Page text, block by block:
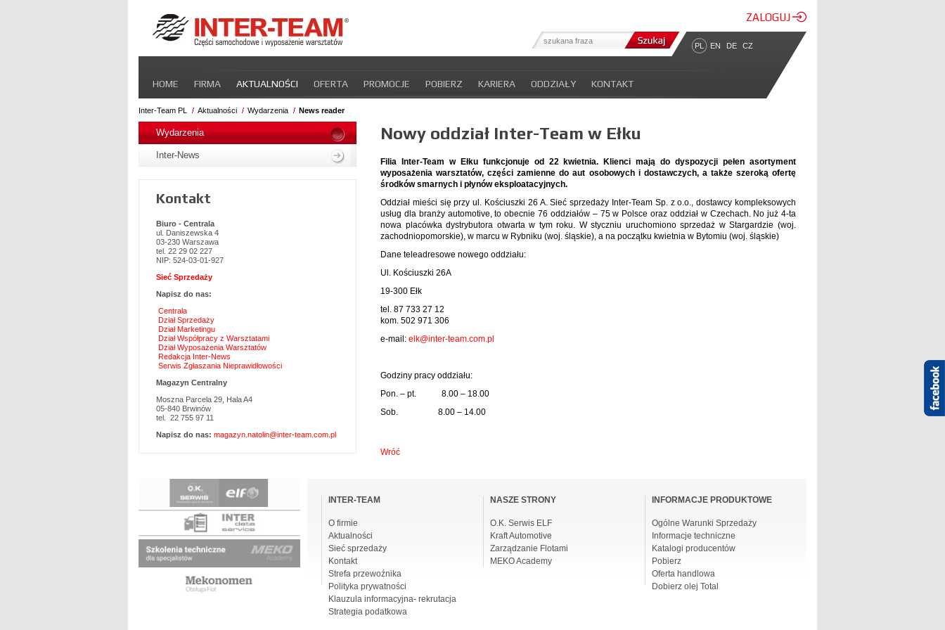
ZALOGUJ
PL EN DE CZ
nawigacje
HOME FIRMA AKTUALNOŚCI OFERTA PROMOCJE POBIERZ KARIERA ODDZIAŁY KONTAKT
STREFA DLA PRZEWOŹNIKA CERTYFIKATY
Inter-Team PL Aktualności Wydarzenia News reader
Nowy oddział Inter-Team w Ełku
Filia Inter-Team w Ełku funkcjonuje od 22 kwietnia. Klienci mają do dyspozycji pełen asortyment
wyposażenia warsztatów, części zamienne do aut osobowych i dostawczych, a także szeroką ofertę
środków smarnych i płynów eksploatacyjnych.
Oddział mieści się przy ul. Kościuszki 26 A. Sieć sprzedaży Inter-Team Sp. z o.o., dostawcy kompleksowych
usług dla branży automotive, to obecnie 76 oddziałów – 75 w Polsce oraz oddział w Czechach. No już 4-ta
nowa placówka dystrybutora otwarta w tym roku. W styczniu uruchomiono sprzedaż w Stargardzie (woj.
zachodniopomorskie), w marcu w Rybniku (woj. śląskie), a na początku kwietnia w Bytomiu (woj. śląskie)
Dane teleadresowe nowego oddziału:
Ul. Kościuszki 26A
19-300 Ełk
tel. 87 733 27 12
kom. 502 971 306
e-mail: elk@inter-team.com.pl
Godziny pracy oddziału:
Pon. – pt. 8.00 – 18.00
Sob. 8.00 – 14.00
Wróć
Pomiń
nawigacje
Wydarzenia
Inter-News
Kontakt
Biuro - Centrala
ul. Daniszewska 4
03-230 Warszawa
tel. 22 29 02 227
NIP: 524-03-01-927
Sieć Sprzedaży
Napisz do nas:
Centrala
Dział Sprzedaży
Dział Marketingu
Dział Współpracy z Warsztatami
Dział Wyposażenia Warsztatów
Redakcja Inter-News
Serwis Zgłaszania Nieprawidłowości
Magazyn Centralny
Moszna Parcela 29, Hala A4
05-840 Brwinów
tel. 22 755 97 11
Napisz do nas: magazyn.natolin@inter-team.com.pl
nawigacjeINTER-TEAM
O firmie
Aktualności
Sieć sprzedaży
Kontakt
Strefa przewoźnika
Polityka prywatności
Klauzula informacyjna- rekrutacja
Strategia podatkowa
NASZE STRONY
O.K. Serwis ELF
Kraft Automotive
Zarządzanie Flotami
MEKO Academy
INFORMACJE PRODUKTOWE
Ogólne Warunki Sprzedaży
Informacje techniczne
Katalogi producentów
Pobierz
Oferta handlowa
Dobierz olej Total